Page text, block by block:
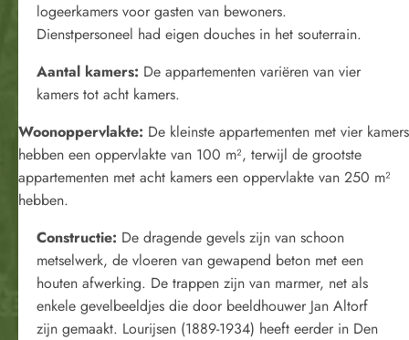
logeerkamers voor gasten van bewoners.
Dienstpersoneel had eigen douches in het souterrain.
Aantal kamers: De appartementen variëren van vier
kamers tot acht kamers.
Woonoppervlakte: De kleinste appartementen met vier kamers
hebben een oppervlakte van 100 m², terwijl de grootste
appartementen met acht kamers een oppervlakte van 250 m²
hebben.
Constructie: De dragende gevels zijn van schoon
metselwerk, de vloeren van gewapend beton met een
houten afwerking. De trappen zijn van marmer, net als
enkele gevelbeeldjes die door beeldhouwer Jan Altorf
zijn gemaakt. Lourijsen (1889-1934) heeft eerder in Den